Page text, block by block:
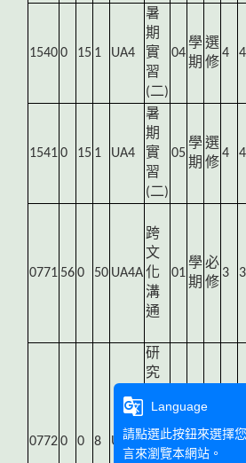
15400 15 1 UA4
暑
期
實
習
(二)
04
學
期
選
修
4 4
15410 15 1 UA4
暑
期
實
習
(二)
05
學
期
選
修
4 4
0771 560 50 UA4A
跨
文
化
溝
通
01
學
期
必
修
3 3
07720 0 8 UA4A
研
究
法
與
寫
01
學
期
必
修
2 2
g_translate
Language
請點選此按鈕來選擇
言來瀏覽本網站。